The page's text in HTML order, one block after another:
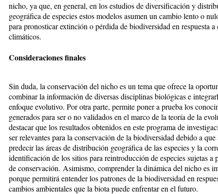
nicho, ya que, en general, en los estudios de diversificación y
geográfica de especies estos modelos asumen un cambio lento o
para pronosticar extinción o pérdida de biodiversidad en respuesta a
climáticos.
Consideraciones finales
Sin duda, la conservación del nicho es un tema que ofrece la
combinar la información de diversas disciplinas biológicas e
enfoque evolutivo. Por otra parte, permite poner a prueba los
generados para ser o no validados en el marco de la teoría de la
destacar que los resultados obtenidos en este programa de
ser relevantes para la conservación de la biodiversidad debido a que
predecir las áreas de distribución geográfica de las especies y la
identificación de los sitios para reintroducción de especies sujetas a
de conservación. Asimismo, comprender la dinámica del nicho es
porque permitirá entender los patrones de la biodiversidad en
cambios ambientales que la biota puede enfrentar en el futuro.